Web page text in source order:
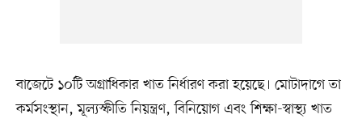
বাজেটে ১০টি অগ্রাধিকার খাত নির্ধারণ করা হয়েছে। মোটাদাগে তা
কর্মসংস্থান, মূল্যস্ফীতি নিয়ন্ত্রণ, বিনিয়োগ এবং শিক্ষা-স্বাস্থ্য খাত